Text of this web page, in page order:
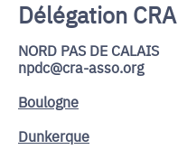
Délégation CRA
NORD PAS DE CALAIS
npdc@cra-asso.org
Boulogne
Dunkerque